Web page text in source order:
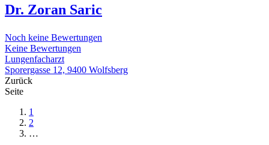
Dr. Zoran Saric
Noch keine Bewertungen
Keine Bewertungen
Lungenfacharzt
Sporergasse 12, 9400 Wolfsberg
Zurück
Seite
1
2
…